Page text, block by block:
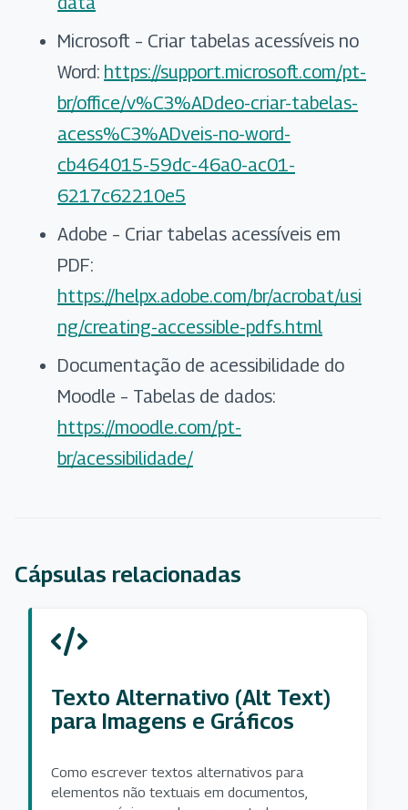
Microsoft – Criar tabelas acessíveis no
Word: https://support.microsoft.com/pt-
br/office/v%C3%ADdeo-criar-tabelas-
acess%C3%ADveis-no-word-
cb464015-59dc-46a0-ac01-
6217c62210e5
Adobe – Criar tabelas acessíveis em
PDF:
https://helpx.adobe.com/br/acrobat/usi
ng/creating-accessible-pdfs.html
Documentação de acessibilidade do
Moodle – Tabelas de dados:
https://moodle.com/pt-
br/acessibilidade/
Cápsulas relacionadas
Texto Alternativo (Alt Text)
para Imagens e Gráficos
Como escrever textos alternativos para
elementos não textuais em documentos,